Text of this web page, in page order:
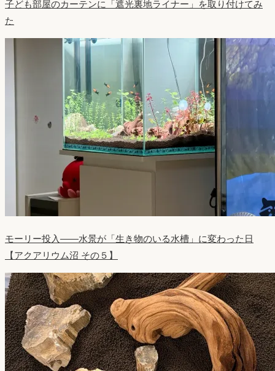
子ども部屋のカーテンに「遮光裏地ライナー」を取り付けてみ
た
モーリー投入——水景が「生き物のいる水槽」に変わった日
【アクアリウム沼 その５】